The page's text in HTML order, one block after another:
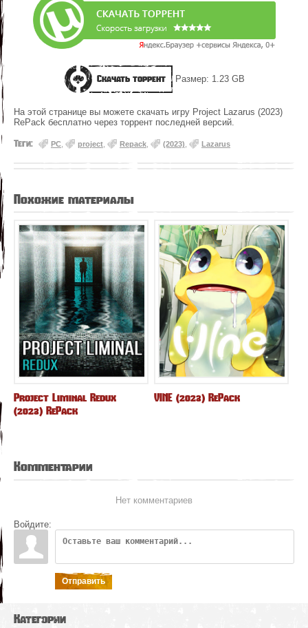
Скачать торрент Размер: 1.23 GB
На этой странице вы можете скачать игру Project Lazarus (2023)
RePack бесплатно через торрент последней версий.
Теги: PC project Repack (2023) Lazarus
Похожие материалы
Project Liminal Redux
(2023) RePack
VINE (2023) RePack
Комментарии
Нет комментариев
Войдите:
Отправить
Категории